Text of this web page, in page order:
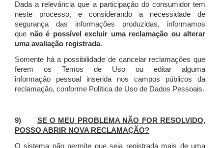
Dada a relevância que a participação do consumidor tem
neste processo, e considerando a necessidade de
segurança das informações produzidas, informamos
que não é possível excluir uma reclamação ou alterar
uma avaliação registrada.
Somente há a possibilidade de cancelar reclamações que
ferem os Temos de Uso ou editar alguma
informação pessoal inserida nos campos públicos da
reclamação, conforme Política de Uso de Dados Pessoais.
9) SE O MEU PROBLEMA NÃO FOR RESOLVIDO,
POSSO ABRIR NOVA RECLAMAÇÃO?
O sistema não permite que seja registrada mais de uma